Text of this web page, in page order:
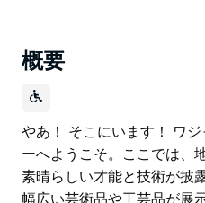
概要
やあ！ そこにいます！ ワ
ーへようこそ。ここでは、
素晴らしい才能と技術が披
幅広い芸術品や工芸品が展